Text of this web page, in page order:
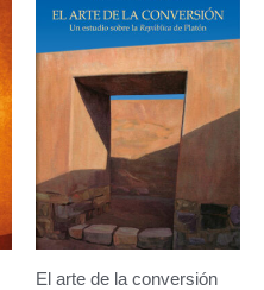
El arte de la conversión